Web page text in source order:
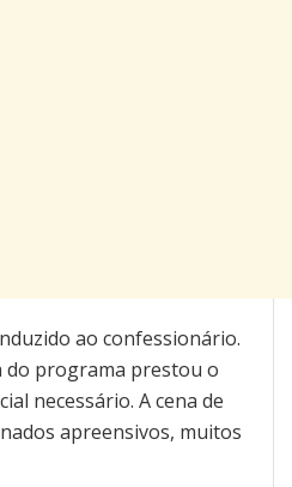
ao confessionário.
do programa prestou o
necessário. A cena de
apreensivos, muitos